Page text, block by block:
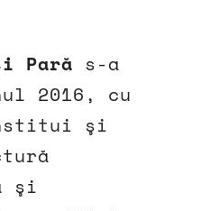
Pară s-a
2016, cu
şi
şi